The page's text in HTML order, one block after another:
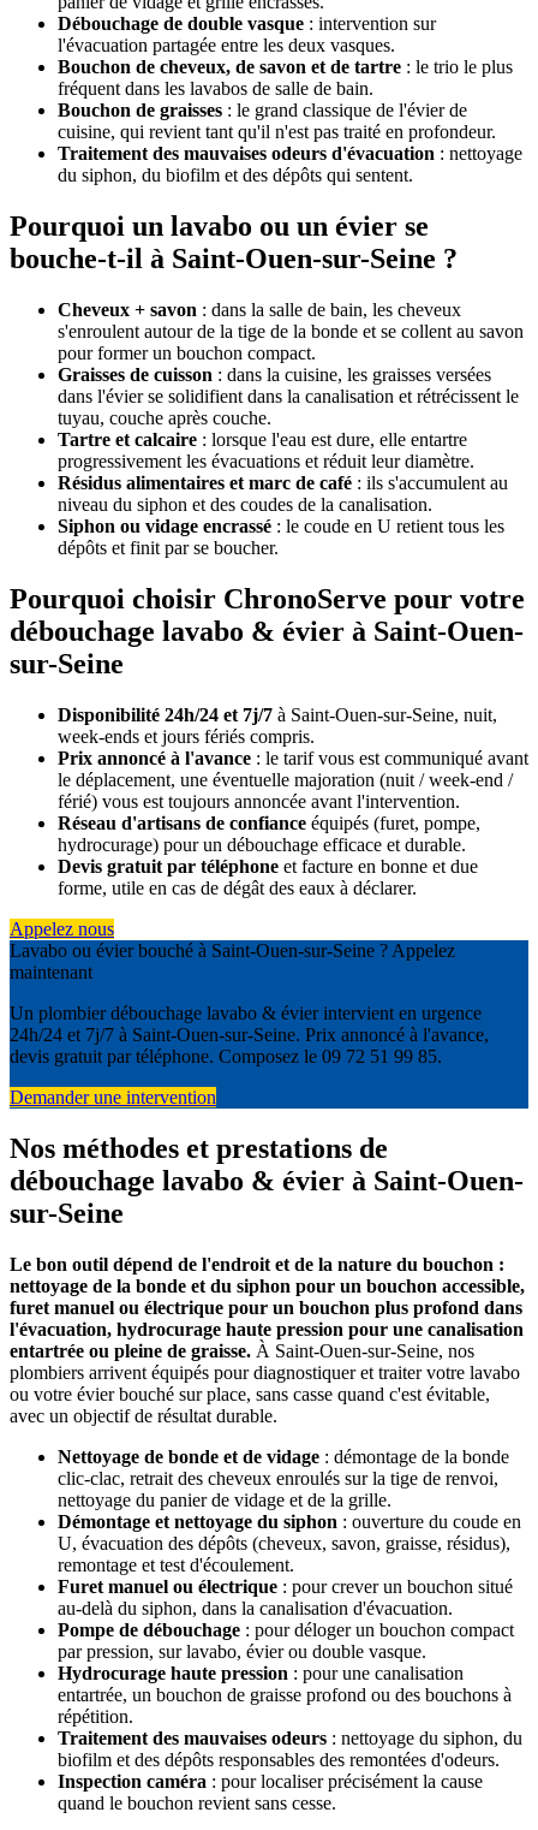
Débouchage de double vasque : intervention sur
l'évacuation partagée entre les deux vasques.
Bouchon de cheveux, de savon et de tartre : le trio le plus
fréquent dans les lavabos de salle de bain.
Bouchon de graisses : le grand classique de l'évier de
cuisine, qui revient tant qu'il n'est pas traité en profondeur.
Traitement des mauvaises odeurs d'évacuation : nettoyage
du siphon, du biofilm et des dépôts qui sentent.
Pourquoi un lavabo ou un évier se
bouche-t-il à Saint-Ouen-sur-Seine ?
Cheveux + savon : dans la salle de bain, les cheveux
s'enroulent autour de la tige de la bonde et se collent au savon
pour former un bouchon compact.
Graisses de cuisson : dans la cuisine, les graisses versées
dans l'évier se solidifient dans la canalisation et rétrécissent le
tuyau, couche après couche.
Tartre et calcaire : lorsque l'eau est dure, elle entartre
progressivement les évacuations et réduit leur diamètre.
Résidus alimentaires et marc de café : ils s'accumulent au
niveau du siphon et des coudes de la canalisation.
Siphon ou vidage encrassé : le coude en U retient tous les
dépôts et finit par se boucher.
Pourquoi choisir ChronoServe pour votre
débouchage lavabo & évier à Saint-Ouen-
sur-Seine
Disponibilité 24h/24 et 7j/7 à Saint-Ouen-sur-Seine, nuit,
week-ends et jours fériés compris.
Prix annoncé à l'avance : le tarif vous est communiqué avant
le déplacement, une éventuelle majoration (nuit / week-end /
férié) vous est toujours annoncée avant l'intervention.
Réseau d'artisans de confiance équipés (furet, pompe,
hydrocurage) pour un débouchage efficace et durable.
Devis gratuit par téléphone et facture en bonne et due
forme, utile en cas de dégât des eaux à déclarer.
Appelez nous
Lavabo ou évier bouché à Saint-Ouen-sur-Seine ? Appelez
maintenant
Un plombier débouchage lavabo & évier intervient en urgence
24h/24 et 7j/7 à Saint-Ouen-sur-Seine. Prix annoncé à l'avance,
devis gratuit par téléphone. Composez le 09 72 51 99 85.
Demander une intervention
Nos méthodes et prestations de
débouchage lavabo & évier à Saint-Ouen-
sur-Seine
Le bon outil dépend de l'endroit et de la nature du bouchon :
nettoyage de la bonde et du siphon pour un bouchon accessible,
furet manuel ou électrique pour un bouchon plus profond dans
l'évacuation, hydrocurage haute pression pour une canalisation
entartrée ou pleine de graisse. À Saint-Ouen-sur-Seine, nos
plombiers arrivent équipés pour diagnostiquer et traiter votre lavabo
ou votre évier bouché sur place, sans casse quand c'est évitable,
avec un objectif de résultat durable.
Nettoyage de bonde et de vidage : démontage de la bonde
clic-clac, retrait des cheveux enroulés sur la tige de renvoi,
nettoyage du panier de vidage et de la grille.
Démontage et nettoyage du siphon : ouverture du coude en
U, évacuation des dépôts (cheveux, savon, graisse, résidus),
remontage et test d'écoulement.
Furet manuel ou électrique : pour crever un bouchon situé
au-delà du siphon, dans la canalisation d'évacuation.
Pompe de débouchage : pour déloger un bouchon compact
par pression, sur lavabo, évier ou double vasque.
Hydrocurage haute pression : pour une canalisation
entartrée, un bouchon de graisse profond ou des bouchons à
répétition.
Traitement des mauvaises odeurs : nettoyage du siphon, du
biofilm et des dépôts responsables des remontées d'odeurs.
Inspection caméra : pour localiser précisément la cause
quand le bouchon revient sans cesse.